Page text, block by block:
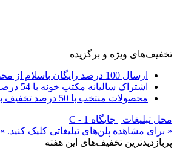
تخفیف‌های ویژه و برگزیده
ارسال 100 درصد رایگان باسلام از محصولات منتخب
اشتراک سالیانه مکتب خونه با 54 درصد تخفیف
محصولات منتخب با 50 درصد تخفیف بنیکس
محل تبلیغات | جایگاه C - 1
« برای مشاهده پلن‌های تبلیغاتی کلیک کنید. »
پربازدیدترین تخفیف‌های این هفته